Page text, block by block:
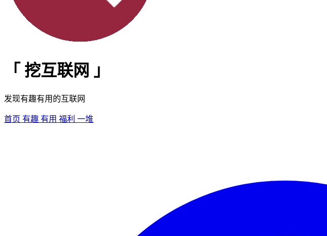
「 挖互联网 」
发现有趣有用的互联网
首页 有趣 有用 福利 一堆